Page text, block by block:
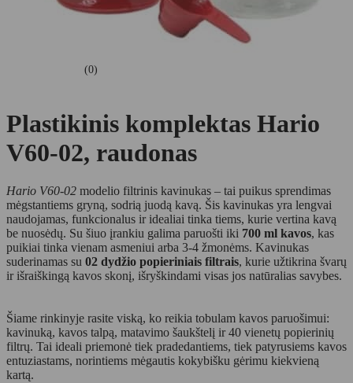
(0)
Plastikinis komplektas Hario
V60-02, raudonas
Hario V60-02 modelio filtrinis kavinukas – tai puikus sprendimas
mėgstantiems gryną, sodrią juodą kavą. Šis kavinukas yra lengvai
naudojamas, funkcionalus ir idealiai tinka tiems, kurie vertina kavą
be nuosėdų. Su šiuo įrankiu galima paruošti iki 700 ml kavos, kas
puikiai tinka vienam asmeniui arba 3-4 žmonėms. Kavinukas
suderinamas su 02 dydžio popieriniais filtrais, kurie užtikrina švarų
ir išraiškingą kavos skonį, išryškindami visas jos natūralias savybes.
Šiame rinkinyje rasite viską, ko reikia tobulam kavos paruošimui:
kavinuką, kavos talpą, matavimo šaukštelį ir 40 vienetų popierinių
filtrų. Tai ideali priemonė tiek pradedantiems, tiek patyrusiems kavos
entuziastams, norintiems mėgautis kokybišku gėrimu kiekvieną
kartą.